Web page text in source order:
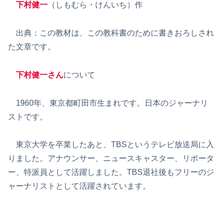
下村健一 （しもむら・けんいち）作
出典：この教材は、この教科書のために書きおろしされ
た文章です。
下村健一さんについて
1960年、東京都町田市生まれです。日本のジャーナリ
ストです。
東京大学を卒業したあと、TBSというテレビ放送局に入
りました。アナウンサー、ニュースキャスター、リポータ
ー、特派員として活躍しました。TBS退社後もフリーのジ
ャーナリストとして活躍されています。